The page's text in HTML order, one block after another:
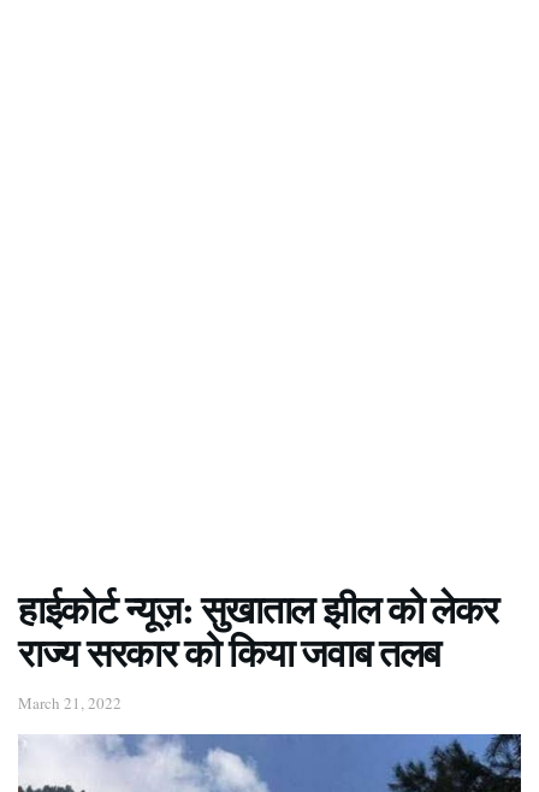
हाईकोर्ट न्यूज़: सुखाताल झील को लेकर
राज्य सरकार को किया जवाब तलब
March 21, 2022